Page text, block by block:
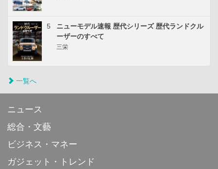
5
ニューモデル速報 歴代シリーズ 歴代ランドクル
ーザーのすべて
三栄
一覧へ
ニュース
総合・文藝
ビジネス・マネー
ガジェット・トレンド